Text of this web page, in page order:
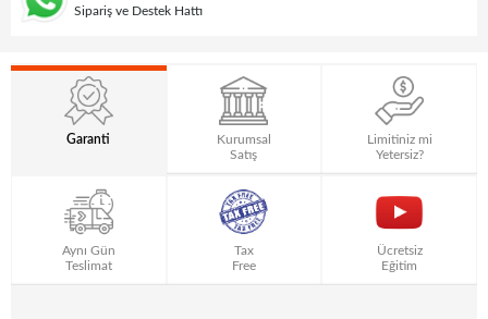
Sipariş ve Destek Hattı
Garanti
Kurumsal
Satış
Limitiniz mi
Yetersiz?
Aynı Gün
Teslimat
Tax
Free
Ücretsiz
Eğitim